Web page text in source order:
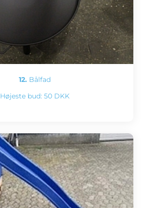
12. Bålfad
Højeste bud: 50 DKK